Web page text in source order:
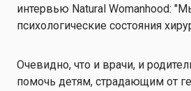
интервью Natural Womanhood:
психологические состояния
Очевидно, что и врачи, и
помочь детям, страдающим от